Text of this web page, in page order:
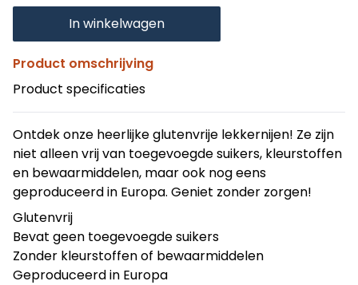
In winkelwagen
Product omschrijving
Product specificaties
Ontdek onze heerlijke glutenvrije lekkernijen! Ze zijn
niet alleen vrij van toegevoegde suikers, kleurstoffen
en bewaarmiddelen, maar ook nog eens
geproduceerd in Europa. Geniet zonder zorgen!
Glutenvrij
Bevat geen toegevoegde suikers
Zonder kleurstoffen of bewaarmiddelen
Geproduceerd in Europa